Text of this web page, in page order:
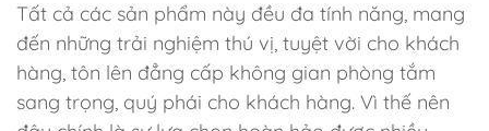
Tất cả các sản phẩm này đều đa tính năng, mang
đến những trải nghiệm thú vị, tuyệt vời cho khách
hàng, tôn lên đẳng cấp không gian phòng tắm
sang trọng, quý phái cho khách hàng. Vì thế nên